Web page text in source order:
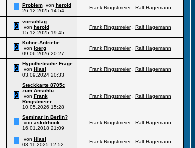
Problemvon herold
26.12.2025 14:54
Frank Ringstmeier, Ralf Hagemann
vorschlag
von herold
15.12.2025 19:45
Frank Ringstmeier, Ralf Hagemann
Köhne-Antriebe
von joerg
09.06.2026 20:27
Frank Ringstmeier, Ralf Hagemann
Hypothetische Frage
von Hiasl
03.09.2024 20:33
Frank Ringstmeier, Ralf Hagemann
Steckkarte 8705c
zum Anschlu...
von Frank
Ringstmeier
10.05.2026 15:28
Frank Ringstmeier, Ralf Hagemann
Seminar in Berlin?
von askdrhook
16.01.2018 21:09
Frank Ringstmeier, Ralf Hagemann
von Hiasl
03.11.2025 12:52
Frank Ringstmeier, Ralf Hagemann